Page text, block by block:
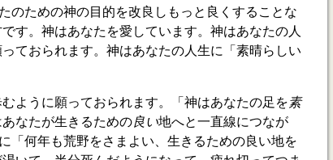
のための神の目的を改良しもっと良くすることな
す。神はあなたを愛しています。神はあなたの人
ておられます。神はあなたの人生に「素晴らしい
ように願っておられます。「神はあなたの足を素
なたが生きるための良い地へと一直線につなが
「何年も荒野をさまよい、生きるための良い地を